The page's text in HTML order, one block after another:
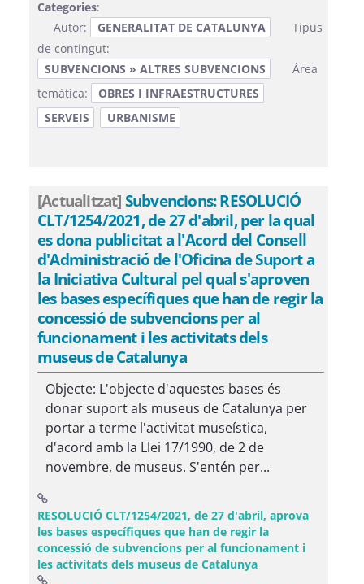
Categories:
Autor:
GENERALITAT DE CATALUNYA
Tipus
de contingut:
SUBVENCIONS » ALTRES SUBVENCIONS
Àrea
temàtica:
OBRES I INFRAESTRUCTURES
SERVEIS
URBANISME
[Actualitzat]Subvencions: RESOLUCIÓ
CLT/1254/2021, de 27 d'abril, per la qual
es dona publicitat a l'Acord del Consell
d'Administració de l'Oficina de Suport a
la Iniciativa Cultural pel qual s'aproven
les bases específiques que han de regir la
concessió de subvencions per al
funcionament i les activitats dels
museus de Catalunya
Objecte: L'objecte d'aquestes bases és
donar suport als museus de Catalunya per
portar a terme l'activitat museística,
d'acord amb la Llei 17/1990, de 2 de
novembre, de museus. S'entén per...
RESOLUCIÓ CLT/1254/2021, de 27 d'abril, aprova
les bases específiques que han de regir la
concessió de subvencions per al funcionament i
les activitats dels museus de Catalunya(Obre una finestra